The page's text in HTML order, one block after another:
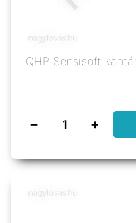
QHP Sensisoft
− +